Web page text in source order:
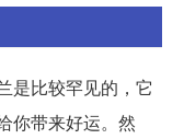
是比较罕见的，它
你带来好运。然